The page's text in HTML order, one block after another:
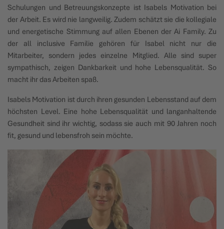
Schulungen und Betreuungskonzepte ist Isabels Motivation bei
der Arbeit. Es wird nie langweilig. Zudem schätzt sie die kollegiale
und energetische Stimmung auf allen Ebenen der Ai Family. Zu
der all inclusive Familie gehören für Isabel nicht nur die
Mitarbeiter, sondern jedes einzelne Mitglied. Alle sind super
sympathisch, zeigen Dankbarkeit und hohe Lebensqualität. So
macht ihr das Arbeiten spaß.
Isabels Motivation ist durch ihren gesunden Lebensstand auf dem
höchsten Level. Eine hohe Lebensqualität und langanhaltende
Gesundheit sind ihr wichtig, sodass sie auch mit 90 Jahren noch
fit, gesund und lebensfroh sein möchte.